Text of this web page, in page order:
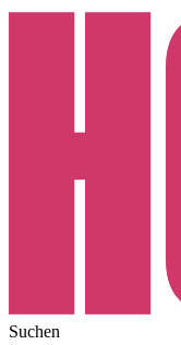
Suchen